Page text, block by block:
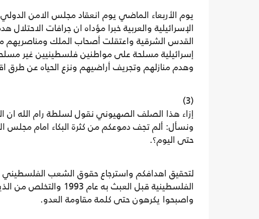
يوم الأربعاء الماضي يوم انعقاد مجلس الامن
الإسرائيلية والعربية خبرا مؤداه ان جرافات
القدس الشرقية واعتقلت أصحاب الملك ومناصريهم
إسرائيلية مسلحة على مواطنين فلسطينيين غير
وهدم منازلهم وتجريف أراضيهم ونزع الحياه عن طرق
(3)
إزاء هذا الصلف الصهيوني نقول لسلطة رام الله ان
حتى اليوم؟.
لتحقيق اهدافكم واسترجاع حقوق الشعب الفلسطيني
الفلسطينية قبل العبث
واصبحوا يكرهون حتى كلمة مقاومة العدو.